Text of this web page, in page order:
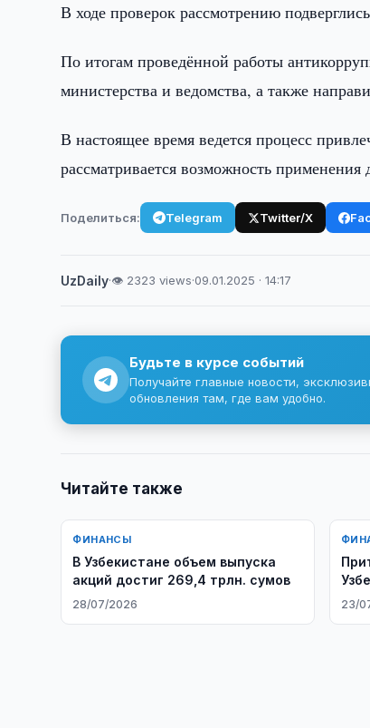
В ходе проверок рассмотрению
По итогам проведённой работы
министерства и ведомства, а также
В настоящее время ведется процесс
рассматривается возможность
Поделиться: Telegram Twitter/X
UzDaily·👁 2323 views·09.01.2025 · 14:17
Будьте в курсе событий
Получайте главные новости,
обновления там, где вам удобно.
Читайте также
ФИНАНСЫ
​​​​​​​В Узбекистане объем выпуска
акций достиг 269,4 трлн. сумов
28/07/2026 23/